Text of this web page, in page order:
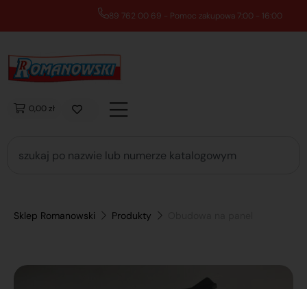
89 762 00 69 - Pomoc zakupowa 7:00 - 16:00
0,00 zł
Sklep Romanowski Produkty